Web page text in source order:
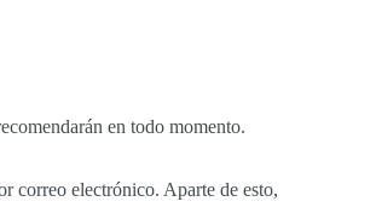
en todo momento.
correo electrónico. Aparte de esto,